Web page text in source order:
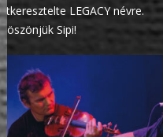
átkeresztelte LEGACY névre.
Köszönjük Sipi!